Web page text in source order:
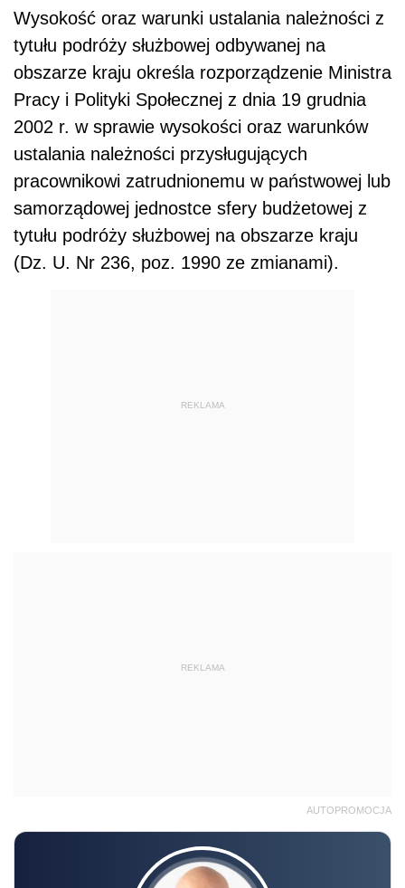
Wysokość oraz warunki ustalania należności z
tytułu podróży służbowej odbywanej na
obszarze kraju określa rozporządzenie Ministra
Pracy i Polityki Społecznej z dnia 19 grudnia
2002 r. w sprawie wysokości oraz warunków
ustalania należności przysługujących
pracownikowi zatrudnionemu w państwowej lub
samorządowej jednostce sfery budżetowej z
tytułu podróży służbowej na obszarze kraju
(Dz. U. Nr 236, poz. 1990 ze zmianami).
REKLAMA
REKLAMA
AUTOPROMOCJA